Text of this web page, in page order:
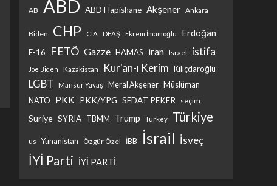
AB ABD ABD Hapishane Akşener Ankara
Biden CHP CIA DEAŞ Ekrem İmamoğlu Erdoğan
F-16 FETÖ Gazze HAMAS iran Israel istifa
Joe Biden Kazakistan Kur'an-ı Kerim Kılıçdaroğlu
LGBT Mansur Yavaş Meral Akşener Müslüman
NATO PKK PKK/YPG SEDAT PEKER seçim
Suriye SYRIA TBMM Trump Turkey Türkiye
us Yunanistan Özgür Özel İBB İsrail İsveç
İYİ Parti İYİ PARTİ